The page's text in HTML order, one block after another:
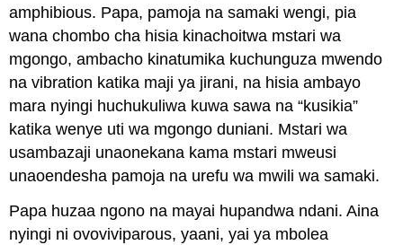
amphibious. Papa, pamoja na samaki wengi, pia
wana chombo cha hisia kinachoitwa mstari wa
mgongo, ambacho kinatumika kuchunguza mwendo
na vibration katika maji ya jirani, na hisia ambayo
mara nyingi huchukuliwa kuwa sawa na “kusikia”
katika wenye uti wa mgongo duniani. Mstari wa
usambazaji unaonekana kama mstari mweusi
unaoendesha pamoja na urefu wa mwili wa samaki.
Papa huzaa ngono na mayai hupandwa ndani. Aina
nyingi ni ovoviviparous, yaani, yai ya mbolea